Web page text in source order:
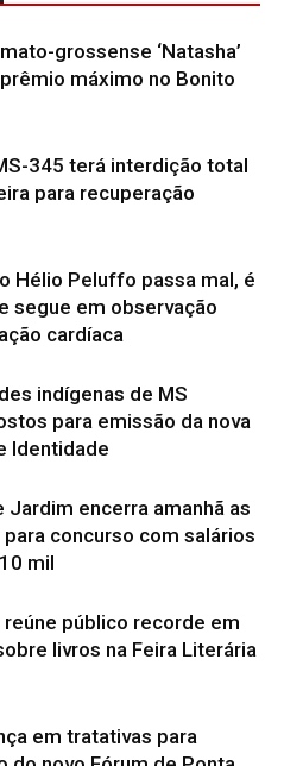
grossense ‘Natasha’
máximo no Bonito
345 terá interdição total
para recuperação
Hélio Peluffo passa mal, é
segue em observação
cardíaca
indígenas de MS
para emissão da nova
Identidade
Jardim encerra amanhã as
concurso com salários
mil
reúne público recorde em
livros na Feira Literária
em tratativas para